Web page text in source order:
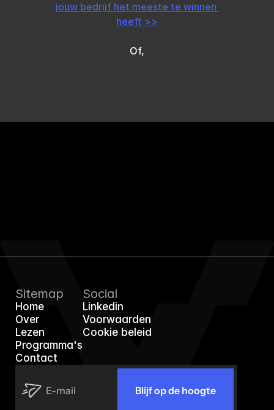
jouw bedrijf het meeste te winnen
heeft >>
Of,
Sitemap
Home
Home
Over
Over
Lezen
Lezen
Programma's
Programma's
Contact
Social
Linkedin
Linkedin
Voorwaarden
Voorwaarden
Cookie beleid
Blijf op de hoogte